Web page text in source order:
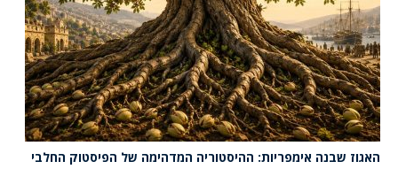
האגוז שבנה אימפריות: ההיסטוריה המדהימה של הפיסטוק החלבי